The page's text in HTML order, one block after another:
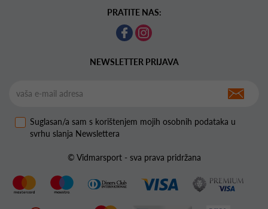
PRATITE NAS:
NEWSLETTER PRIJAVA
Suglasan/a sam s korištenjem mojih osobnih podataka u
svrhu slanja Newslettera
© Vidmarsport - sva prava pridržana